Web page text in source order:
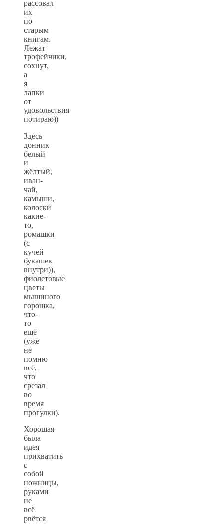
рассовал
их
по
старым
книгам.
Лежат
трофейчики,
сохнут,
а
я
лапки
от
удовольствия
потираю))
Здесь
донник
белый
и
жёлтый,
иван-
чай,
камыши,
колоски
какие-
то,
ромашки
(с
кучей
букашек
внутри)),
фиолетовые
цветы
мышиного
горошка,
что-
то
ещё
(уже
не
помню
всё,
что
срезал
во
время
прогулки).
Хорошая
была
идея
прихватить
с
собой
ножницы,
руками
не
всё
рвётся